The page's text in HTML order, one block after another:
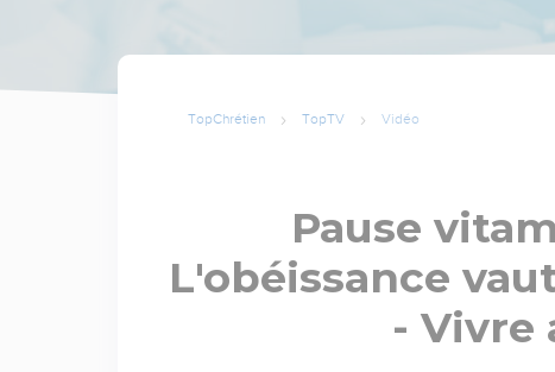
TopChrétien TopTV Vidéo
Pause
L'obéissance
- Vivre